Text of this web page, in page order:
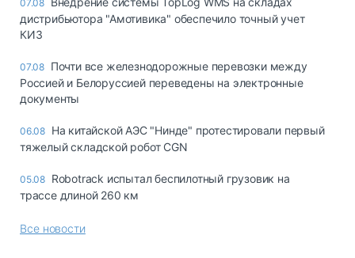
07.08
дистрибьютора "Амотивика" обеспечило точный учет
КИЗ
07.08 Почти все железнодорожные перевозки между
Россией и Белоруссией переведены на электронные
документы
06.08 На китайской АЭС "Нинде" протестировали первый
тяжелый складской робот CGN
05.08 Robotrack испытал беспилотный грузовик на
трассе длиной 260 км
Все новости